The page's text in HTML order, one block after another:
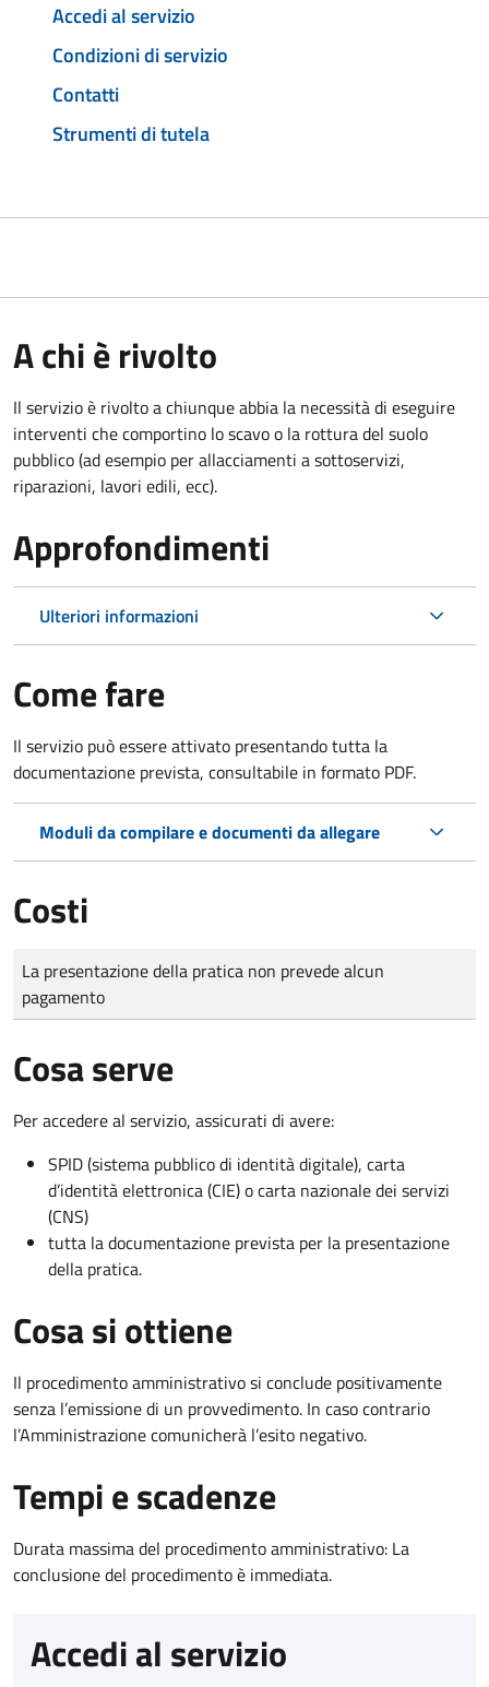
Accedi al servizio
Condizioni di servizio
Contatti
Strumenti di tutela
A chi è rivolto
Il servizio è rivolto a chiunque abbia la necessità di eseguire
interventi che comportino lo scavo o la rottura del suolo
pubblico (ad esempio per allacciamenti a sottoservizi,
riparazioni, lavori edili, ecc).
Approfondimenti
Ulteriori informazioni
Come fare
Il servizio può essere attivato presentando tutta la
documentazione prevista, consultabile in formato PDF.
Moduli da compilare e documenti da allegare
Costi
Tipo di pagamento
Importo
La presentazione della pratica non prevede alcun
pagamento
Cosa serve
Per accedere al servizio, assicurati di avere:
SPID (sistema pubblico di identità digitale), carta
d’identità elettronica (CIE) o carta nazionale dei servizi
(CNS)
tutta la documentazione prevista per la presentazione
della pratica.
Cosa si ottiene
Il procedimento amministrativo si conclude positivamente
senza l’emissione di un provvedimento. In caso contrario
l’Amministrazione comunicherà l’esito negativo.
Tempi e scadenze
Durata massima del procedimento amministrativo: La
conclusione del procedimento è immediata.
Accedi al servizio